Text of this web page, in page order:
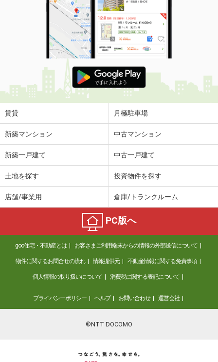
価 格
2億4,500万円
住 所
福岡県福岡市早良区西新４
専有面積 100.08m²
間取り
4LDK
福岡県福岡市博多区那珂４丁目
価 格
3,360万円
住 所
福岡県福岡市博多区那珂４丁目
専有面積
福岡県福岡市東区二又瀬新町
2,890万円
4,980万円
住 所
福岡県福岡市城南区田島１
専有面積 91.98m²
間取り
3SLDK
福岡県福岡市中央区大宮２
価 格
2,880万円
住 所
福岡県福岡市中央区大宮２
64.1m²
福岡県福岡市中央区薬院３
賃貸 月極駐車場
新築マンション 中古マンション
新築一戸建て 中古一戸建て
土地を探す 投資物件を探す
店舗/事業用 倉庫/トランクルーム
PC版へ
goo住宅・不動産とは お客さまご利用端末からの情報の外部送信について
物件に関するお問合せの流れ 情報提供元 不動産情報に関する免責事項
個人情報の取り扱いについて 消費税に関する表記について
プライバシーポリシー ヘルプ お問い合わせ 運営会社
©NTT DOCOMO